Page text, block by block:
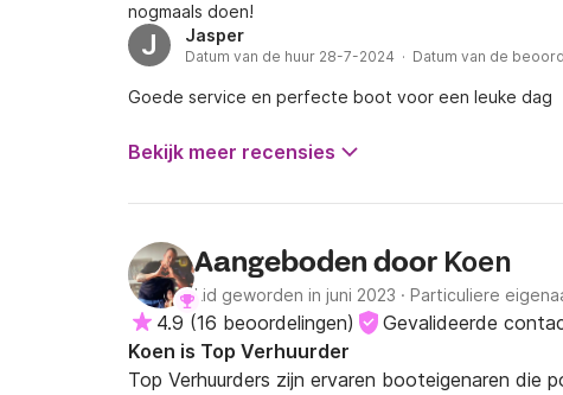
nogmaals doen!
J Jasper
Datum van de huur 28-7-2024 · Datum van de
Goede service en perfecte boot voor een leuke dag
Bekijk meer recensies
Aangeboden door Koen
Lid geworden in juni 2023 · Particuliere
4.9 (16 beoordelingen) Gevalideerde
Koen is Top Verhuurder
Top Verhuurders zijn ervaren booteigenaren die